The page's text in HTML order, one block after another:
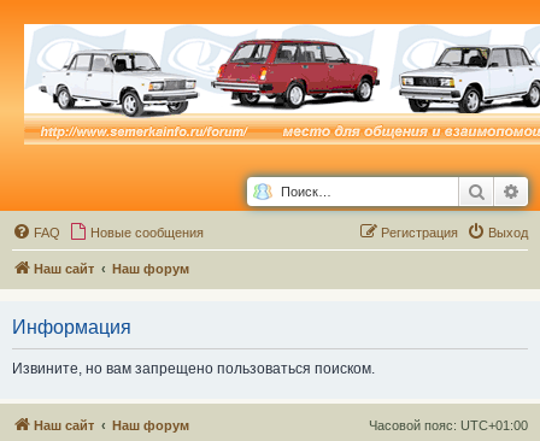
Поиск
FAQ Новые сообщения Выход
Регистрация
Наш сайт Наш форум
Информация
Извините, но вам запрещено пользоваться поиском.
Наш сайт Наш форум Часовой пояс: UTC+01:00